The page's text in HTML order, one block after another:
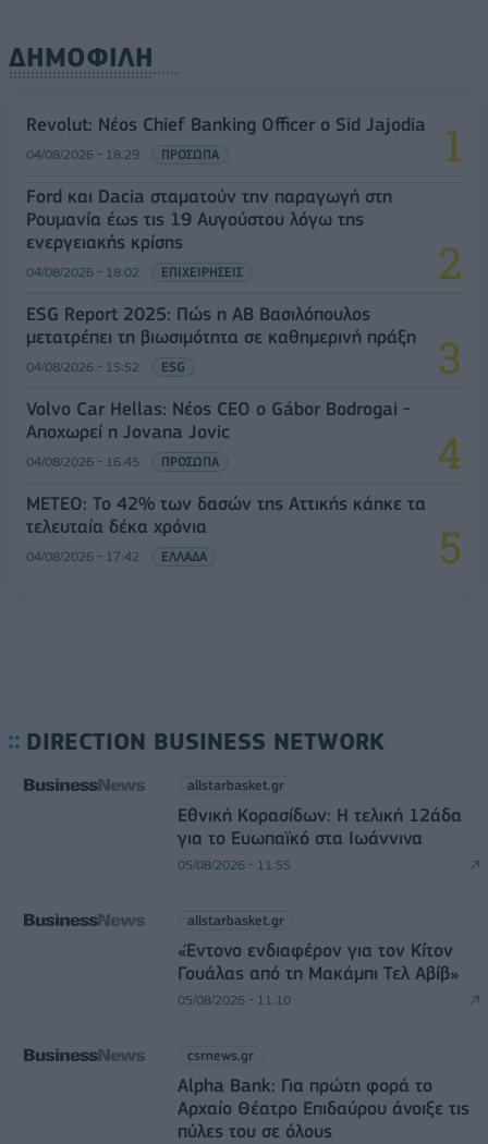
ΔΗΜΟΦΙΛΗ
Revolut: Νέος Chief Banking Officer ο Sid Jajodia
04/08/2026 - 18:29 ΠΡΟΣΩΠΑ
Ford και Dacia σταματούν την παραγωγή στη
Ρουμανία έως τις 19 Αυγούστου λόγω της
ενεργειακής κρίσης
04/08/2026 - 18:02 ΕΠΙΧΕΙΡΗΣΕΙΣ
ESG Report 2025: Πώς η ΑΒ Βασιλόπουλος
μετατρέπει τη βιωσιμότητα σε καθημερινή πράξη
04/08/2026 - 15:52 ESG
Volvo Car Hellas: Νέος CEO ο Gábor Bodrogai -
Αποχωρεί η Jovana Jovic
04/08/2026 - 16:45 ΠΡΟΣΩΠΑ
ΜΕΤΕΟ: Το 42% των δασών της Αττικής κάηκε τα
τελευταία δέκα χρόνια
04/08/2026 - 17:42 ΕΛΛΑΔΑ
DIRECTION BUSINESS NETWORK
allstarbasket.gr
Εθνική Κορασίδων: Η τελική 12άδα
για το Ευωπαϊκό στα Ιωάννινα
05/08/2026 - 11:55
allstarbasket.gr
«Έντονο ενδιαφέρον για τον Κίτον
Γουάλας από τη Μακάμπι Τελ Αβίβ»
05/08/2026 - 11:10
csrnews.gr
Alpha Bank: Για πρώτη φορά το
Αρχαίο Θέατρο Επιδαύρου άνοιξε τις
πύλες του σε όλους